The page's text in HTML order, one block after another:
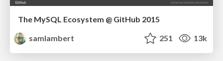
The MySQL Ecosystem @ GitHub 2015
samlambert
251 13k